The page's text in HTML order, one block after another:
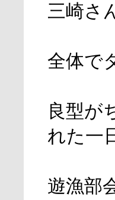
三崎さ
全体で
良型が
れた一
遊漁部